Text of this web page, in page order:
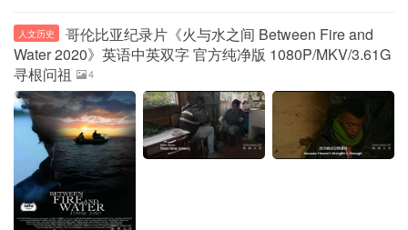
人文历史
哥伦比亚纪录片《火与水之间 Between Fire and
Water 2020》英语中英双字 官方纯净版 1080P/MKV/3.61G
寻根问祖
4